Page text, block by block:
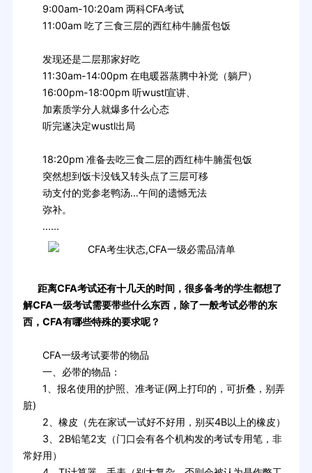
9:00am-10:20am 两科CFA考试
11:00am 吃了三食三层的西红柿牛腩蛋包饭
发现还是二层那家好吃
11:30am-14:00pm 在电暖器蒸腾中补觉（躺尸）
16:00pm-18:00pm 听wustl宣讲、
加素质学分人就爆多什么心态
听完遂决定wustl出局
18:20pm 准备去吃三食二层的西红柿牛腩蛋包饭
突然想到饭卡没钱又转头点了三层可移
动支付的党参老鸭汤…午间的遗憾无法
弥补。
......
距离CFA考试还有十几天的时间，很多备考的学生都想了
解CFA一级考试需要带些什么东西，除了一般考试必带的东
西，CFA有哪些特殊的要求呢？
CFA一级考试要带的物品
一、必带的物品：
1、报名使用的护照、准考证(网上打印的，可折叠，别弄
脏)
2、橡皮（先在家试一试好不好用，别买4B以上的橡皮）
3、2B铅笔2支（门口会有各个机构发的考试专用笔，非
常好用）